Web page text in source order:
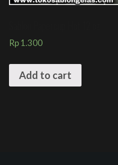
Rp1.300
Add to cart